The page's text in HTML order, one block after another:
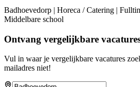
Badhoevedorp | Horeca / Catering |
Middelbare school
Ontvang vergelijkbare
Vul in waar je vergelijkbare vacatures
mailadres niet!